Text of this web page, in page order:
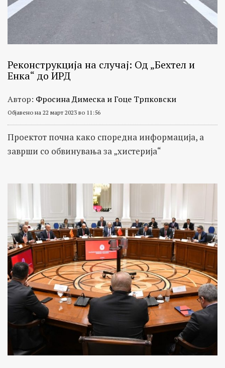
Реконструкција на случај: Од „Бехтел и
Енка“ до ИРД
Автор: Фросина Димеска и Гоце Трпковски
Објавено на 22 март 2023 во 11:56
Проектот почна како споредна информација, а
заврши со обвинувања за „хистерија“